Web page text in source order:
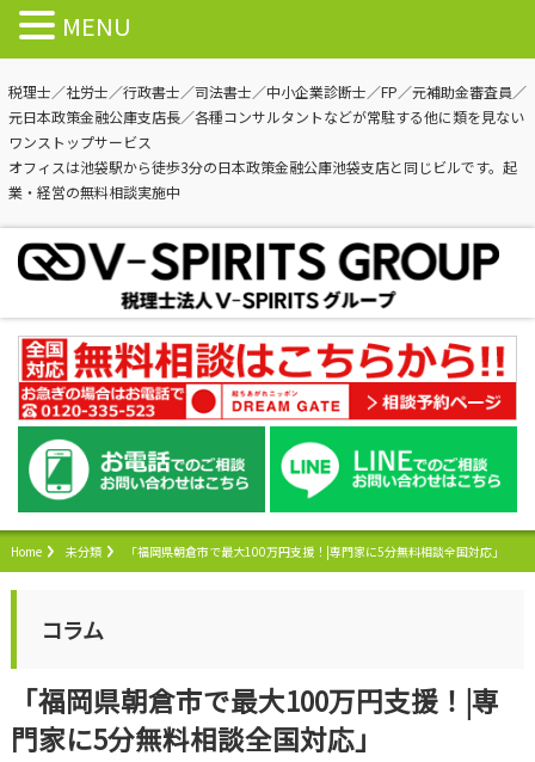
税理士／社労士／行政書士／司法書士／中小企業診断士／FP／元補助金審査員／
元日本政策金融公庫支店長／各種コンサルタントなどが常駐する他に類を見ない
ワンストップサービス
オフィスは池袋駅から徒歩3分の日本政策金融公庫池袋支店と同じビルです。起
業・経営の無料相談実施中
Home 未分類 「福岡県朝倉市で最大100万円支援！|専門家に5分無料相談全国対応」
コラム
「福岡県朝倉市で最大100万円支援！|専
門家に5分無料相談全国対応」
MENU